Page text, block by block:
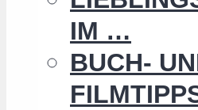
IM …
BUCH-